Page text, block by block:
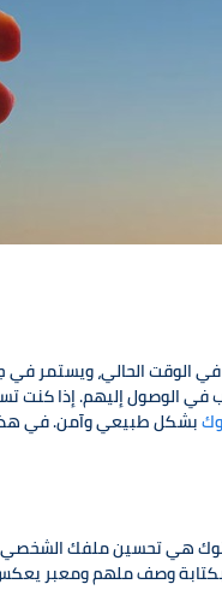
الوقت الحالي، ويستمر
الوصول إليهم. إذا كنت
بشكل طبيعي وآمن. في هذا
هي تحسين ملفك الشخصي.